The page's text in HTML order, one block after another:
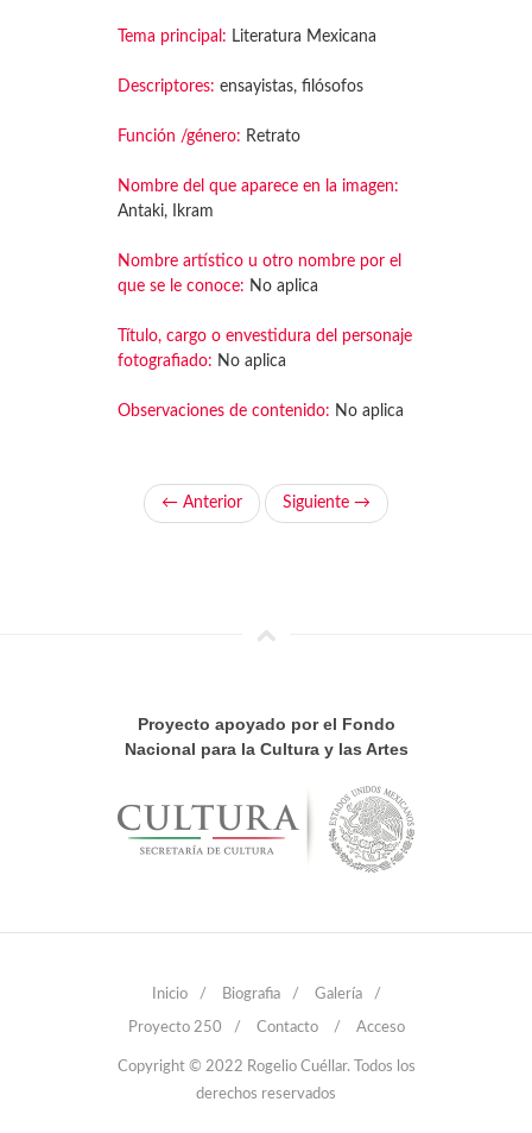
Tema principal: Literatura Mexicana
Descriptores: ensayistas, filósofos
Función /género: Retrato
Nombre del que aparece en la imagen:
Antaki, Ikram
Nombre artístico u otro nombre por el
que se le conoce: No aplica
Título, cargo o envestidura del personaje
fotografiado: No aplica
Observaciones de contenido: No aplica
← Anterior Siguiente →
Proyecto apoyado por el Fondo
Nacional para la Cultura y las Artes
Inicio / Biografia / Galería /
Proyecto 250 / Contacto / Acceso
Copyright © 2022 Rogelio Cuéllar. Todos los
derechos reservados